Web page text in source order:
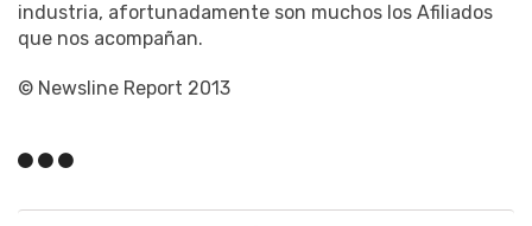
industria, afortunadamente son muchos los Afiliados
que nos acompañan.
© Newsline Report 2013